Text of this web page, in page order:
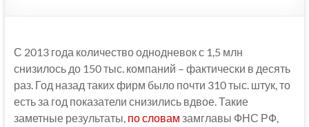
С 2013 года количество однодневок с 1,5 млн
снизилось до 150 тыс. компаний – фактически в десять
раз. Год назад таких фирм было почти 310 тыс. штук, то
есть за год показатели снизились вдвое. Такие
заметные результаты, по словам замглавы ФНС РФ,